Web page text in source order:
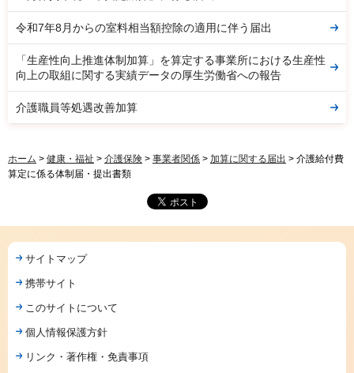
令和7年8月からの室料相当額控除の適用に伴う届出
「生産性向上推進体制加算」を算定する事業所における生産性
向上の取組に関する実績データの厚生労働省への報告
介護職員等処遇改善加算
ホーム > 健康・福祉 > 介護保険 > 事業者関係 > 加算に関する届出 > 介護給付費
算定に係る体制届・提出書類
サイトマップ
携帯サイト
このサイトについて
個人情報保護方針
リンク・著作権・免責事項